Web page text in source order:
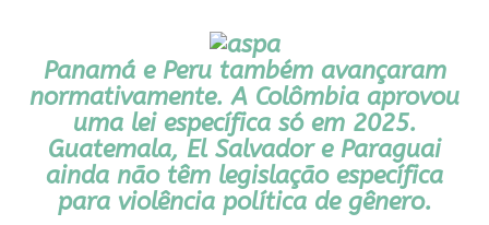
Panamá e Peru também avançaram
normativamente. A Colômbia aprovou
uma lei específica só em 2025.
Guatemala, El Salvador e Paraguai
ainda não têm legislação específica
para violência política de gênero.